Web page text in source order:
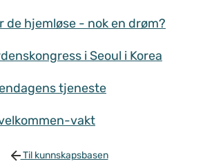
de hjemløse - nok en drøm?
i Seoul i Korea
tjeneste
vakt
Til kunnskapsbasen